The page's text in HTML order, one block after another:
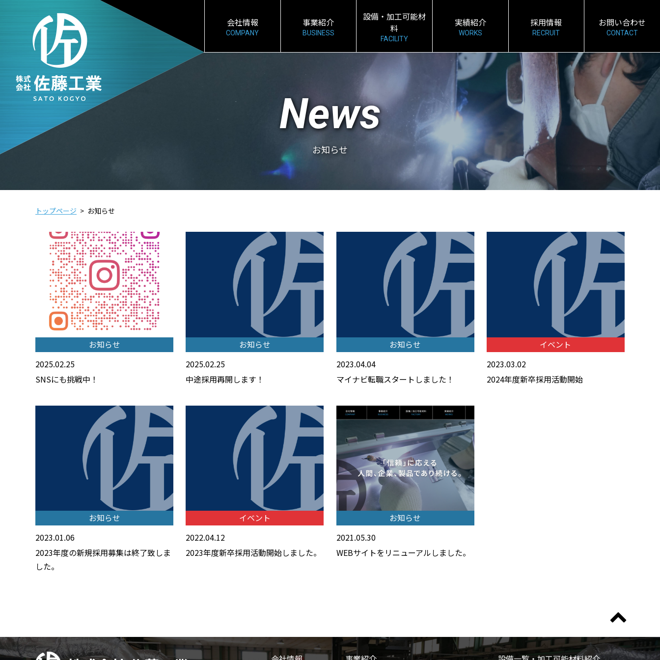
会社情報
COMPANY
事業紹介
BUSINESS
設備・加工可能材
料
FACILITY
実績紹介
WORKS
採用情報
RECRUIT
お問い合わせ
CONTACT
News
お知らせ
トップページ > お知らせ
お知らせ
2025.02.25
SNSにも挑戦中！
お知らせ
2025.02.25
中途採用再開します！
お知らせ
2023.04.04
マイナビ転職スタートしました！
イベント
2023.03.02
2024年度新卒採用活動開始
お知らせ
2023.01.06
2023年度の新規採用募集は終了致しま
した。
イベント
2022.04.12
2023年度新卒採用活動開始しました。
お知らせ
2021.05.30
WEBサイトをリニューアルしました。